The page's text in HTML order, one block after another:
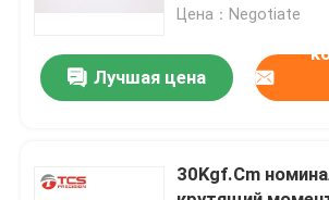
Новости
Блог
Цена：Negotiate
Лучшая цена
30Kgf.Cm